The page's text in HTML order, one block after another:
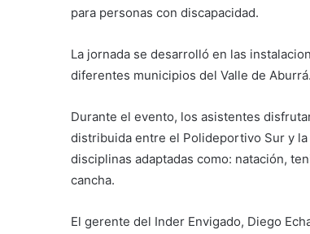
para personas con discapacidad.
La jornada se desarrolló en las
diferentes municipios del Valle de Aburrá.
Durante el evento, los asistentes
distribuida entre el Polideportivo Sur y
disciplinas adaptadas como: natación,
cancha.
El gerente del Inder Envigado, Diego